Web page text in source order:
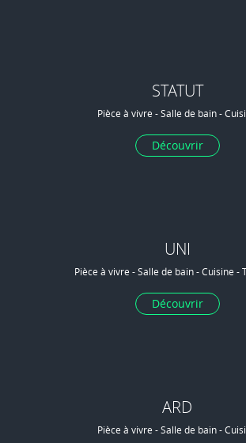
STATUT
Pièce à vivre - Salle de bain -
Découvrir
UNI
Pièce à vivre - Salle de bain - Cuisine -
Découvrir
ARD
Pièce à vivre - Salle de bain -